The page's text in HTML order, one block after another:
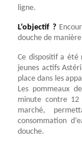
ligne.
L’objectif ?
douche de
Ce dispositif a été
jeunes actifs
place dans les
Les pommeaux
minute contre
marché,
consommation
douche.